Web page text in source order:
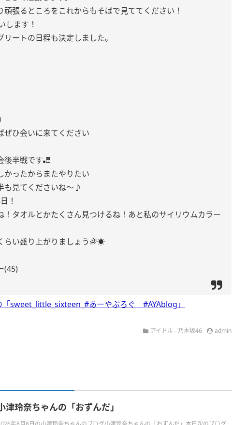
頑張るところをこれからもそばで見ててください！
します！
ートの日程も決定しました。
ぜひ会いに来てください
後半戦です🎳
かったからまたやりたい
も見てくださいね〜♪
！
！タオルとかたくさん見つけるね！あと私のサイリウムカラー
らい盛り上がりましょう🌈☀️
(45)
「sweet_little_sixteen_#あーやぶろぐ #AYAblog」
アイドル - 乃木坂46 admin
津玲奈ちゃんの「おずんだ」